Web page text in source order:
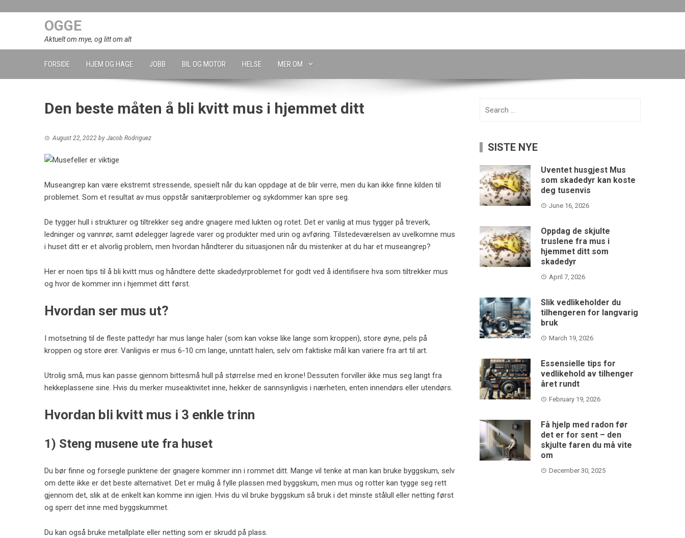
OGGE
Aktuelt om mye, og litt om alt
FORSIDE HJEM OG HAGE JOBB BIL OG MOTOR HELSE MER OM
Den beste måten å bli kvitt mus i hjemmet ditt
August 22, 2022 by Jacob Rodriguez
Museangrep kan være ekstremt stressende, spesielt når du kan oppdage at de blir verre, men du kan ikke finne kilden til
problemet. Som et resultat av mus oppstår sanitærproblemer og sykdommer kan spre seg.
De tygger hull i strukturer og tiltrekker seg andre gnagere med lukten og rotet. Det er vanlig at mus tygger på treverk,
ledninger og vannrør, samt ødelegger lagrede varer og produkter med urin og avføring. Tilstedeværelsen av uvelkomne mus
i huset ditt er et alvorlig problem, men hvordan håndterer du situasjonen når du mistenker at du har et museangrep?
Her er noen tips til å bli kvitt mus og håndtere dette skadedyrproblemet for godt ved å identifisere hva som tiltrekker mus
og hvor de kommer inn i hjemmet ditt først.
Hvordan ser mus ut?
I motsetning til de fleste pattedyr har mus lange haler (som kan vokse like lange som kroppen), store øyne, pels på
kroppen og store ører. Vanligvis er mus 6-10 cm lange, unntatt halen, selv om faktiske mål kan variere fra art til art.
Utrolig små, mus kan passe gjennom bittesmå hull på størrelse med en krone! Dessuten forviller ikke mus seg langt fra
hekkeplassene sine. Hvis du merker museaktivitet inne, hekker de sannsynligvis i nærheten, enten innendørs eller utendørs.
Hvordan bli kvitt mus i 3 enkle trinn
1) Steng musene ute fra huset
Du bør finne og forsegle punktene der gnagere kommer inn i rommet ditt. Mange vil tenke at man kan bruke byggskum, selv
om dette ikke er det beste alternativet. Det er mulig å fylle plassen med byggskum, men mus og rotter kan tygge seg rett
gjennom det, slik at de enkelt kan komme inn igjen. Hvis du vil bruke byggskum så bruk i det minste stålull eller netting først
og sperr det inne med byggskummet.
Du kan også bruke metallplate eller netting som er skrudd på plass.
SISTE NYE
Uventet husgjest Mus
som skadedyr kan koste
deg tusenvis
June 16, 2026
Oppdag de skjulte
truslene fra mus i
hjemmet ditt som
skadedyr
April 7, 2026
Slik vedlikeholder du
tilhengeren for langvarig
bruk
March 19, 2026
Essensielle tips for
vedlikehold av tilhenger
året rundt
February 19, 2026
Få hjelp med radon før
det er for sent – den
skjulte faren du må vite
om
December 30, 2025